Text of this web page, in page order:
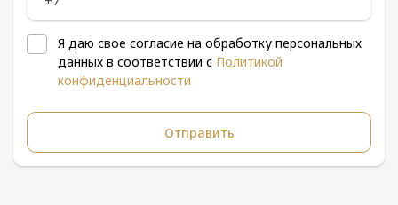
Я даю свое согласие на обработку персональных
данных в соответствии с Политикой
конфиденциальности